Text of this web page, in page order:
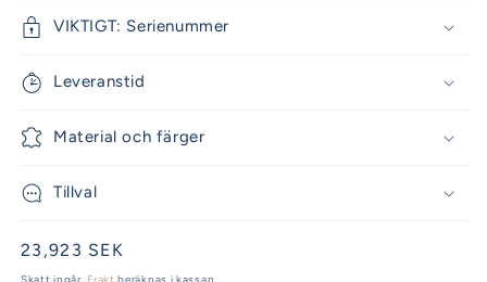
VIKTIGT: Serienummer
Leveranstid
Material och färger
Tillval
Ordinarie
pris
23,923 SEK